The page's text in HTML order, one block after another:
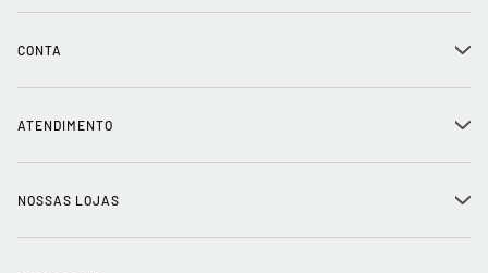
Trabalhe conosco
CONTA +
Meus pedidos
ATENDIMENTO +
NOSSAS LOJAS +